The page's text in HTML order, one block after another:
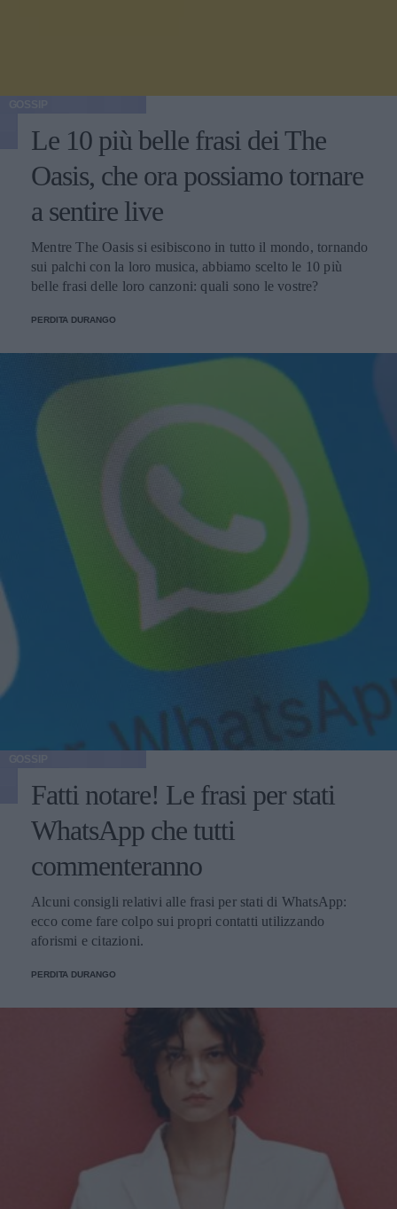
Le 10 più belle frasi dei The
Oasis, che ora possiamo tornare
a sentire live
Mentre The Oasis si esibiscono in tutto il mondo, tornando
sui palchi con la loro musica, abbiamo scelto le 10 più
belle frasi delle loro canzoni: quali sono le vostre?
PERDITA DURANGO
Fatti notare! Le frasi per stati
WhatsApp che tutti
commenteranno
Alcuni consigli relativi alle frasi per stati di WhatsApp:
ecco come fare colpo sui propri contatti utilizzando
aforismi e citazioni.
PERDITA DURANGO